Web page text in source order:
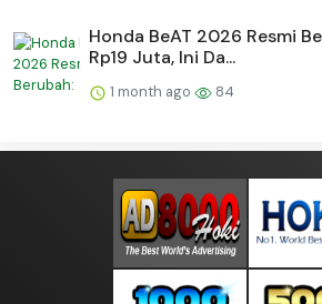
Honda BeAT 2026 Resmi
Rp19 Juta, Ini Da...
1 month ago 84